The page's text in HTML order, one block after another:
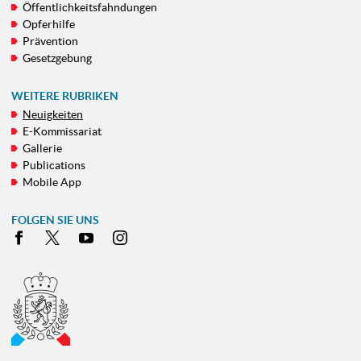
Öffentlichkeitsfahndungen
Opferhilfe
Prävention
Gesetzgebung
WEITERE RUBRIKEN
Neuigkeiten
E-Kommissariat
Gallerie
Publications
Mobile App
FOLGEN SIE UNS
Facebook
X Youtube